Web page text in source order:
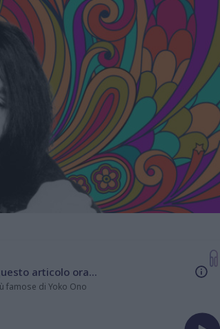
articolo ora...
famose di Yoko Ono